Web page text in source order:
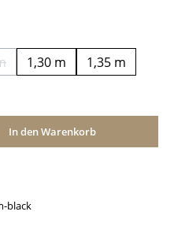
Option ist zurzeit nicht
1,30 m
1,35 m
den gewünschten
In den Warenkorb
black